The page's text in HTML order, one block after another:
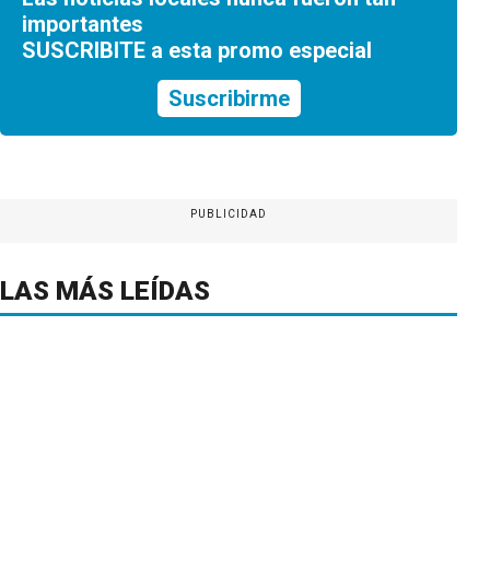
importantes
SUSCRIBITE a esta promo especial
Suscribirme
PUBLICIDAD
LAS MÁS LEÍDAS